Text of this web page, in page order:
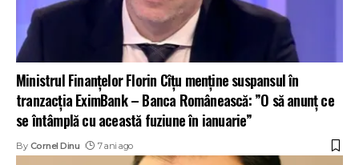
Ministrul Finanțelor Florin Cîțu menține suspansul în
tranzacția EximBank – Banca Românească: ”O să anunț ce
se întâmplă cu această fuziune în ianuarie”
By Cornel Dinu 7 ani ago